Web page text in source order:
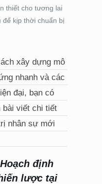
thiết cho tương lai
để kịp thời chuẩn bị
xây dựng mô
nhanh và các
đại, bạn có
bài viết chi tiết
nhân sự mới
định
lược tại